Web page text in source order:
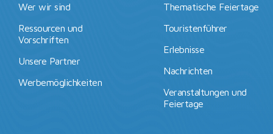
Wer wir sind
Ressourcen und
Vorschriften
Unsere Partner
Werbemöglichkeiten
Thematische Feiertage
Touristenführer
Erlebnisse
Nachrichten
Veranstaltungen und
Feiertage